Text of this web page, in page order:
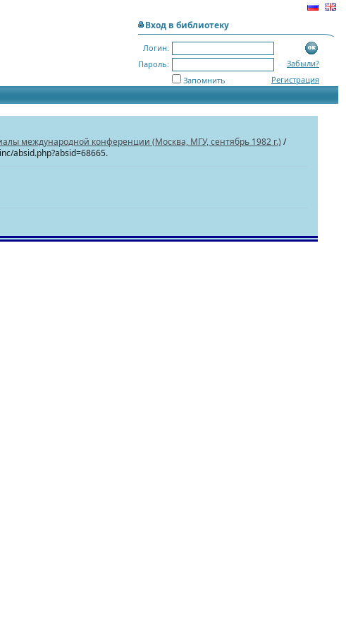
Вход в библиотеку
Логин:
Пароль:
Забыли?
Регистрация
Запомнить
международной конференции (Москва, МГУ, сентябрь 1982 г.) /
absid.php?absid=68665.